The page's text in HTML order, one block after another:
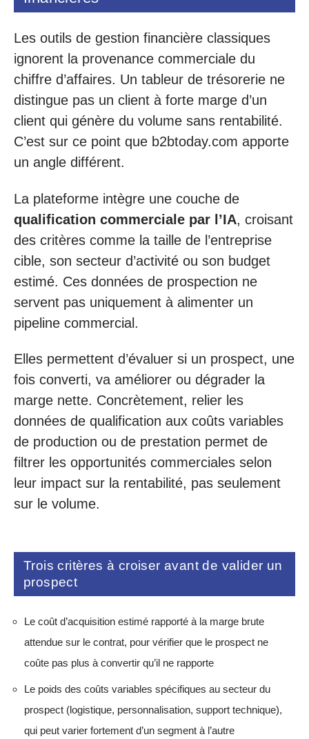
Les outils de gestion financière classiques
ignorent la provenance commerciale du
chiffre d’affaires. Un tableur de trésorerie ne
distingue pas un client à forte marge d’un
client qui génère du volume sans rentabilité.
C’est sur ce point que b2btoday.com apporte
un angle différent.
La plateforme intègre une couche de
qualification commerciale par l’IA, croisant
des critères comme la taille de l’entreprise
cible, son secteur d’activité ou son budget
estimé. Ces données de prospection ne
servent pas uniquement à alimenter un
pipeline commercial.
Elles permettent d’évaluer si un prospect, une
fois converti, va améliorer ou dégrader la
marge nette. Concrètement, relier les
données de qualification aux coûts variables
de production ou de prestation permet de
filtrer les opportunités commerciales selon
leur impact sur la rentabilité, pas seulement
sur le volume.
Trois critères à croiser avant de valider un
prospect
Le coût d’acquisition estimé rapporté à la marge brute
attendue sur le contrat, pour vérifier que le prospect ne
coûte pas plus à convertir qu’il ne rapporte
Le poids des coûts variables spécifiques au secteur du
prospect (logistique, personnalisation, support technique),
qui peut varier fortement d’un segment à l’autre